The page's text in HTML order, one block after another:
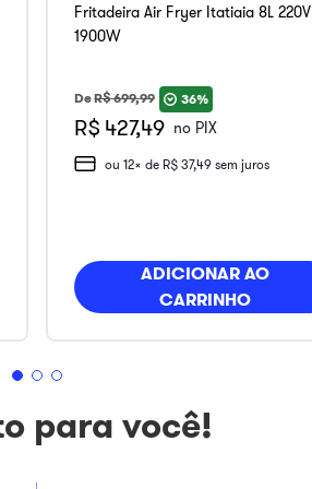
Fritadeira Air Fryer Itatiaia 8L 220V
1900W
DeR$699,99 36%
R$ 427,49 no PIX
ou 12x de R$ 37,49sem juros
ADICIONAR AO
CARRINHO
para você!